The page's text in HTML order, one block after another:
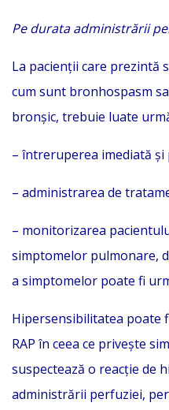
Pe durata administrării
La pacienţii care prezintă
cum sunt bronhospasm
bronşic, trebuie luate
– întreruperea imediată
– administrarea de
– monitorizarea
simptomelor pulmonare,
a simptomelor poate fi
Hipersensibilitatea poate
RAP în ceea ce priveşte
suspectează o reacţie de
administrării perfuziei,